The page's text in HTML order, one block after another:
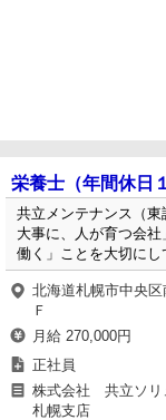
栄養士（年間休日
共立メンテナンス（
大事に、人が育つ会
働く」ことを大切にし
北海道札幌市中央
Ｆ
月給 270,000円
正社員
株式会社 共立ソリ
札幌支店